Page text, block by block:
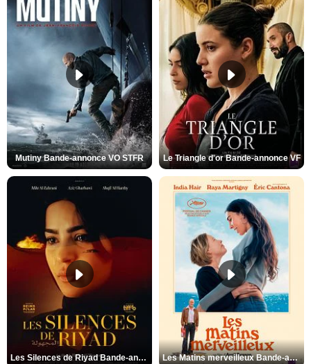
Mutiny Bande-annonce VO STFR Le Triangle d'or Bande-annonce VF
Les Silences de Riyad Bande-annonce VO STFR Les Matins merveilleux Bande-annonce VF